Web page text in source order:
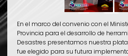
En el marco del convenio con el
Provincia para el desarrollo de
Desastres presentamos nuestra
fue elegido para su futura